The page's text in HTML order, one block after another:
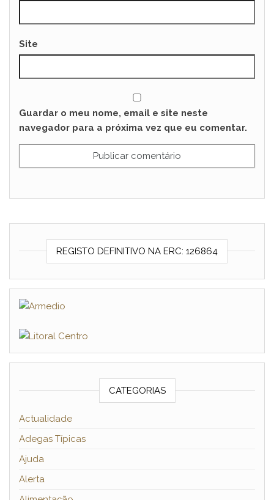
Site
Guardar o meu nome, email e site neste
navegador para a próxima vez que eu comentar.
REGISTO DEFINITIVO NA ERC: 126864
CATEGORIAS
Actualidade
Adegas Típicas
Ajuda
Alerta